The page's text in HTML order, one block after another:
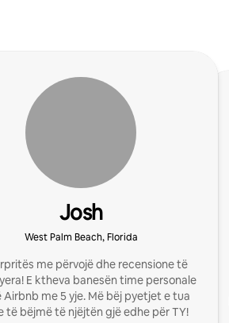
Josh
West Palm Beach, Florida
me përvojë dhe recensione të
E ktheva banesën time personale
Airbnb me 5 yje. Më bëj pyetjet e tua
të bëjmë të njëjtën gjë edhe për TY!